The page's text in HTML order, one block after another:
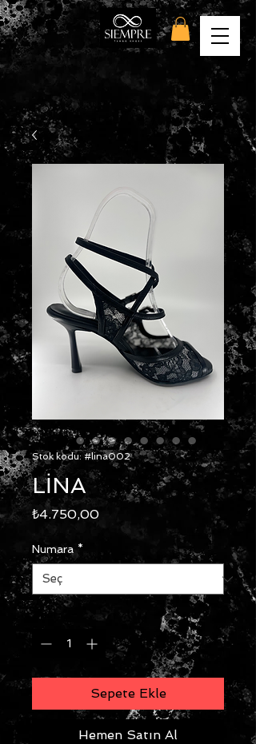
Stok kodu: #lina002
LİNA
₺4.750,00Fiyat
Numara *
Adet
Sepete Ekle
Hemen Satın Al